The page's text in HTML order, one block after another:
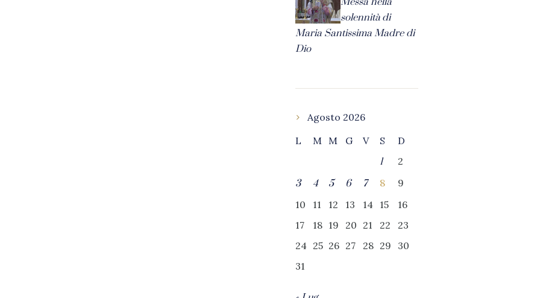
solennità di
Maria Santissima Madre di
Dio
Agosto 2026
L
M M G V S
D
1
2
3
4 5 6 7 8
9
10
11 12 13 14 15
16
17
18 19 20 21 22
23
24 25 26 27 28 29
30
31